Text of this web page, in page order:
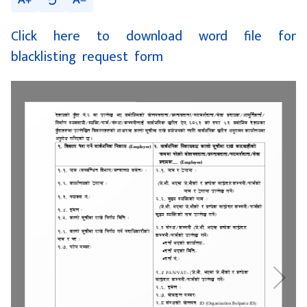
Click here to download word file for
blacklisting request form